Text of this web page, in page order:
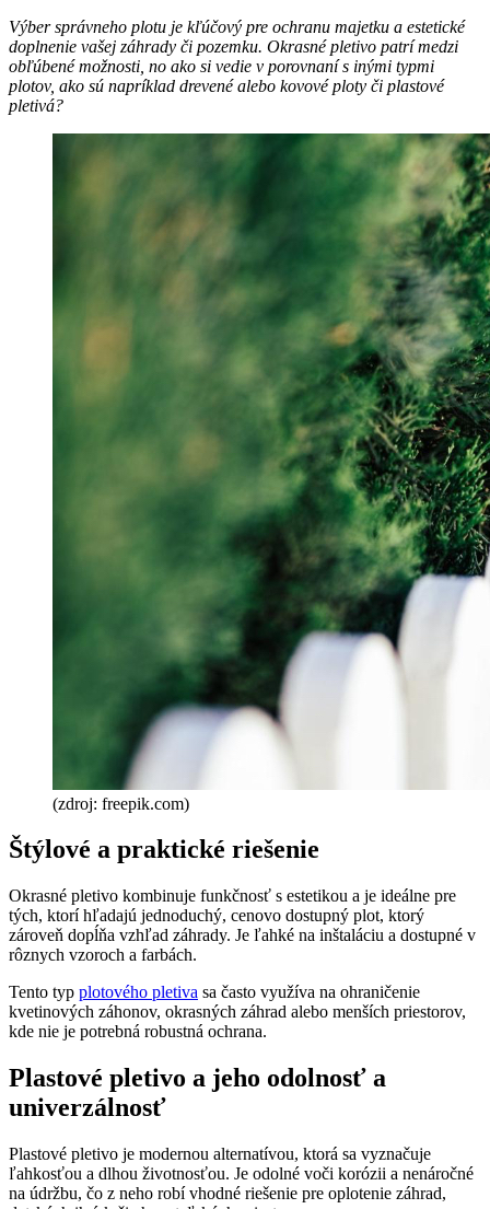
Výber správneho plotu je kľúčový pre ochranu majetku a estetické
doplnenie vašej záhrady či pozemku. Okrasné pletivo patrí medzi
obľúbené možnosti, no ako si vedie v porovnaní s inými typmi
plotov, ako sú napríklad drevené alebo kovové ploty či plastové
pletivá?
(zdroj: freepik.com)
Štýlové a praktické riešenie
Okrasné pletivo kombinuje funkčnosť s estetikou a je ideálne pre
tých, ktorí hľadajú jednoduchý, cenovo dostupný plot, ktorý
zároveň dopĺňa vzhľad záhrady. Je ľahké na inštaláciu a dostupné v
rôznych vzoroch a farbách.
Tento typ plotového pletiva sa často využíva na ohraničenie
kvetinových záhonov, okrasných záhrad alebo menších priestorov,
kde nie je potrebná robustná ochrana.
Plastové pletivo a jeho odolnosť a
univerzálnosť
Plastové pletivo je modernou alternatívou, ktorá sa vyznačuje
ľahkosťou a dlhou životnosťou. Je odolné voči korózii a nenáročné
na údržbu, čo z neho robí vhodné riešenie pre oplotenie záhrad,